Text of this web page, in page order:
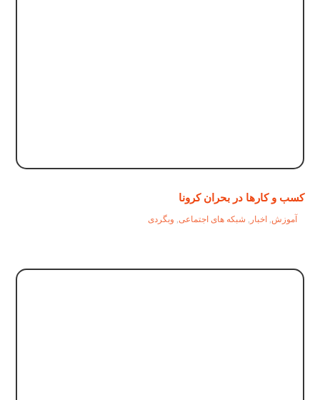
کسب و کارها در بحران کرونا
آموزش, اخبار , شبکه های اجتماعی, وبگردی